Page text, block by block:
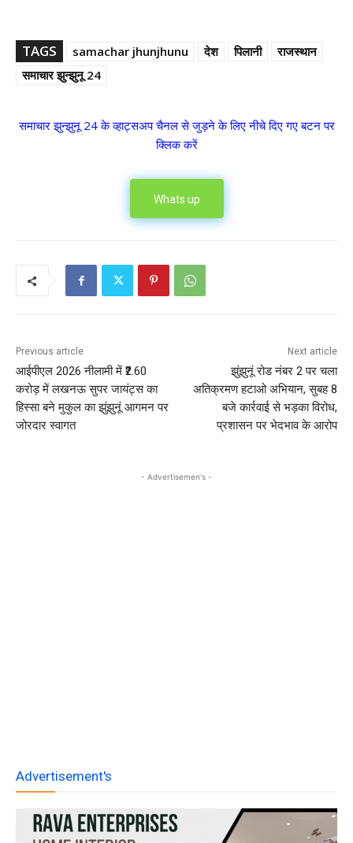
TAGS samachar jhunjhunu देश पिलानी
राजस्थान
समाचार झुन्झुनू 24
समाचार झुन्झुनू 24 के व्हाट्सअप चैनल से जुड़ने के लिए नीचे दिए गए बटन पर
क्लिक करें
Whats up
Previous article
आईपीएल 2026 नीलामी में ₹2.60
करोड़ में लखनऊ सुपर जायंट्स का
हिस्सा बने मुकुल का झुंझुनूं आगमन पर
जोरदार स्वागत
Next article
झुंझुनूं रोड नंबर 2 पर चला
अतिक्रमण हटाओ अभियान, सुबह 8
बजे कार्रवाई से भड़का विरोध,
प्रशासन पर भेदभाव के आरोप
- Advertisemen's -
Advertisement's